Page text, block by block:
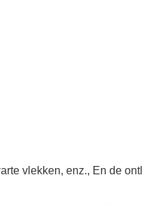
vlekken, enz., En de